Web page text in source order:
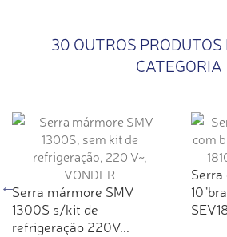
30 OUTROS
CATEGORIA
Serra mármore SMV
1300S s/kit de
refrigeração 220V...
Serra